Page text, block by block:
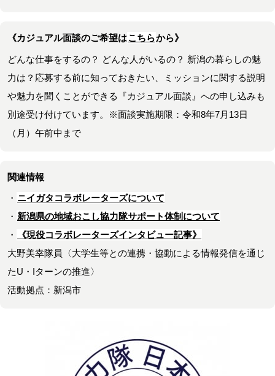
《カジュアル面談のご希望はこちらから》
どんな仕事をするの？ どんな人がいるの？ 新潟の暮らしの魅
力は？応募する前に知っておきたい、ミッションに関する説明
や魅力を聞くことができる『カジュアル面談』への申し込みも
別途受け付けています。※面談実施期限：令和8年7月13日
（月）午前中まで
関連情報
・ ニイガタコラボレーターズについて
・ 新潟県の地域おこし協力隊サポート体制について
・
《現役コラボレーターズインタビュー記事》
大野美幸隊員〈大学生等との連携・協動による情報発信を通じ
たU・Iターンの推進〉
活動拠点：新潟市